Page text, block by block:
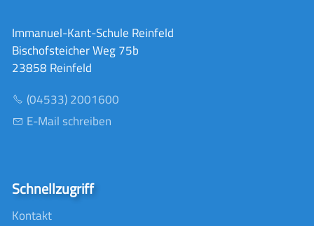
Immanuel-Kant-Schule Reinfeld
Bischofsteicher Weg 75b
23858 Reinfeld
(04533) 2001600
E-Mail schreiben
Schnellzugriff
Kontakt